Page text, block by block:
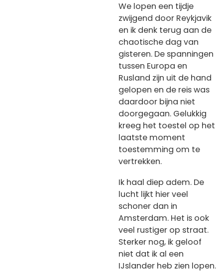
We lopen een tijdje
zwijgend door Reykjavik
en ik denk terug aan de
chaotische dag van
gisteren. De spanningen
tussen Europa en
Rusland zijn uit de hand
gelopen en de reis was
daardoor bijna niet
doorgegaan. Gelukkig
kreeg het toestel op het
laatste moment
toestemming om te
vertrekken.
Ik haal diep adem. De
lucht lijkt hier veel
schoner dan in
Amsterdam. Het is ook
veel rustiger op straat.
Sterker nog, ik geloof
niet dat ik al een
IJslander heb zien lopen.